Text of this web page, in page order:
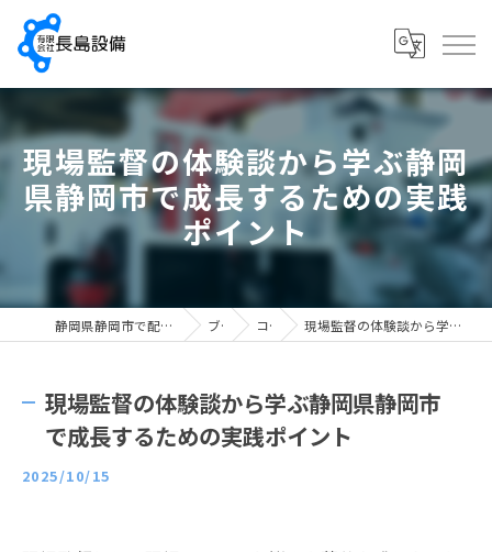
現場監督の体験談から学ぶ静岡
県静岡市で成長するための実践
ポイント
静岡県静岡市で配管工の求人なら有限会社長島設備 ブログ コラム 現場監督の体験談から学ぶ静岡県静岡市で成長するための実践ポイント
現場監督の体験談から学ぶ静岡県静岡市
で成長するための実践ポイント
2025/10/15